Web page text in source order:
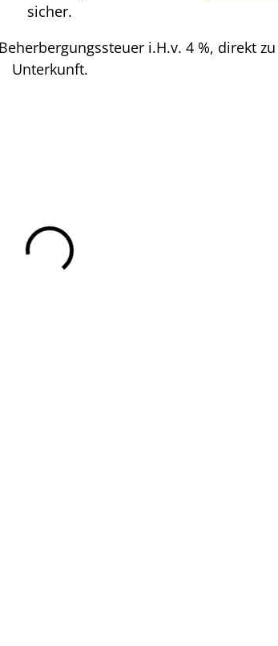
sicher.
i.H.v. 4 %, direkt
Unterkunft.